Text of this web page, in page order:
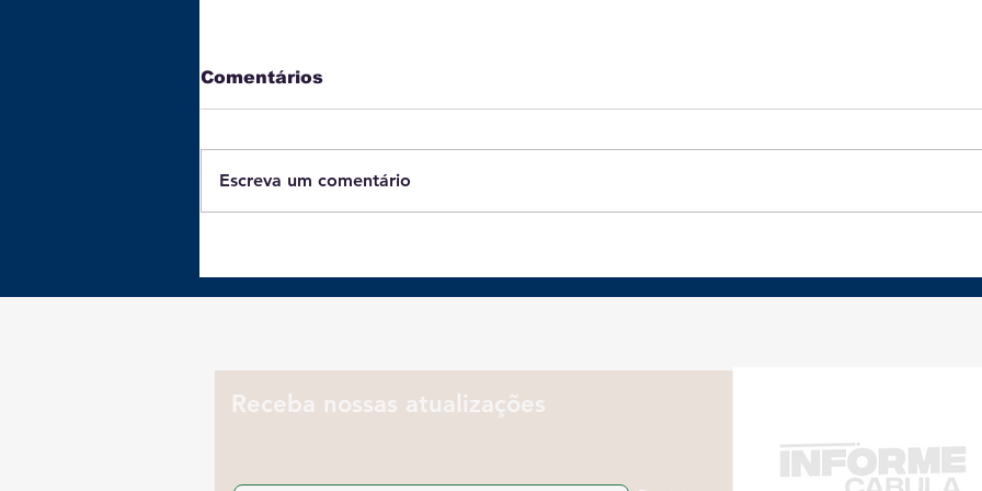
Comentários
Escreva um comentário
Receba nossas atualizações